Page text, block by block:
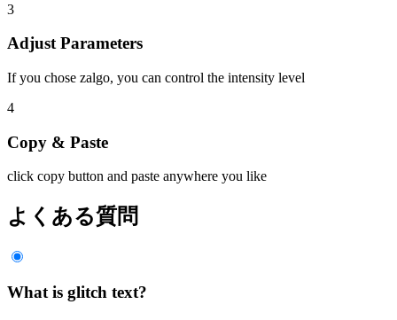
3
Adjust Parameters
If you chose zalgo, you can control the intensity level
4
Copy & Paste
click copy button and paste anywhere you like
よくある質問
What is glitch text?